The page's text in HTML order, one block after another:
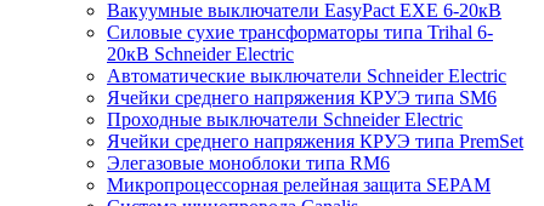
Вакуумные выключатели EasyPact EXE 6-20кВ
Силовые сухие трансформаторы типа Trihal 6-
20кВ Schneider Electric
Автоматические выключатели Schneider Electric
Ячейки среднего напряжения КРУЭ типа SM6
Проходные выключатели Schneider Electric
Ячейки среднего напряжения КРУЭ типа PremSet
Элегазовые моноблоки типа RM6
Микропроцессорная релейная защита SEPAM